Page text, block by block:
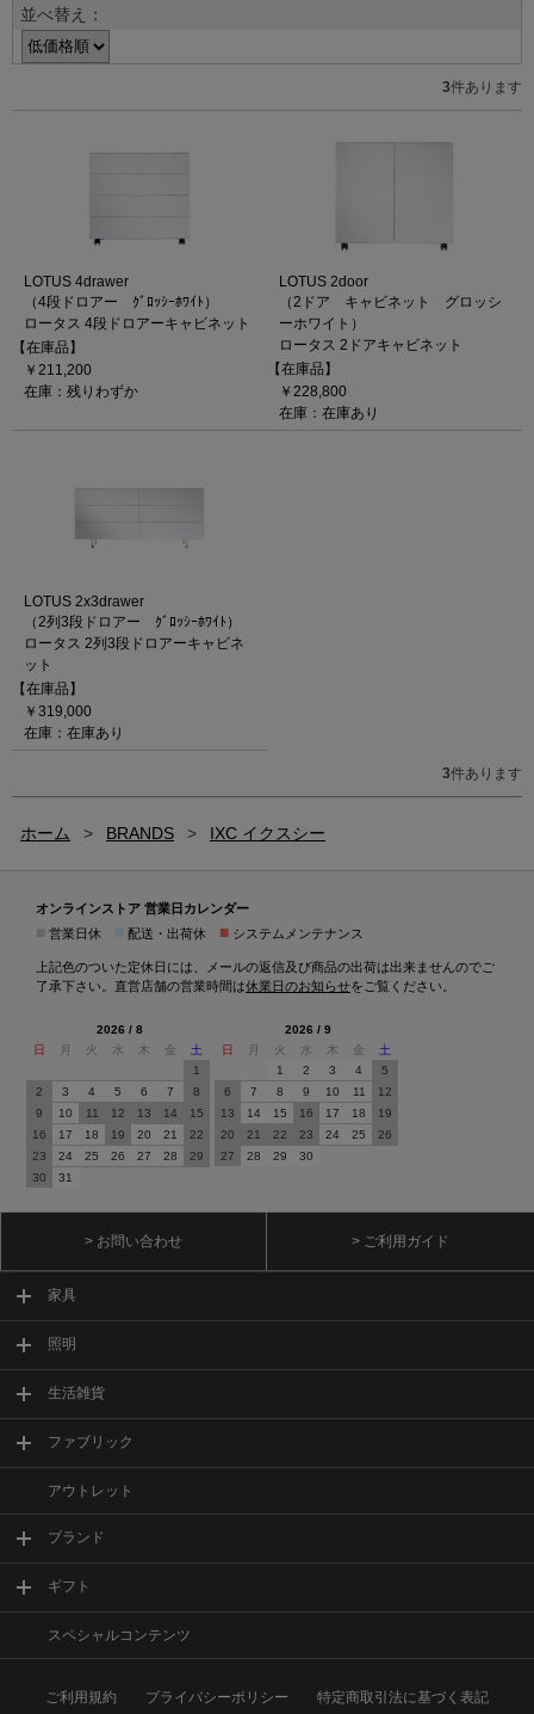
並べ替え：
3件あります
LOTUS 4drawer
（4段ドロアー ｸﾞﾛｯｼｰﾎﾜｲﾄ）
ロータス 4段ドロアーキャビネット
【在庫品】
￥211,200
在庫：残りわずか
LOTUS 2door
（2ドア キャビネット グロッシ
ーホワイト）
ロータス 2ドアキャビネット
【在庫品】
￥228,800
在庫：在庫あり
LOTUS 2x3drawer
（2列3段ドロアー ｸﾞﾛｯｼｰﾎﾜｲﾄ）
ロータス 2列3段ドロアーキャビネ
ット
【在庫品】
￥319,000
在庫：在庫あり
3件あります
ホーム > BRANDS > IXC イクスシー
オンラインストア 営業日カレンダー
営業日休 配送・出荷休 ■ システムメンテナンス
上記色のついた定休日には、メールの返信及び商品の出荷は出来ませんのでご
了承下さい。直営店舗の営業時間は休業日のお知らせをご覧ください。
2026 / 8
日
月 火 水 木 金
土
1
2
3 4 5 6 7
8
9
10 11 12 13 14
15
16
17 18 19 20 21
22
23
24 25 26 27 28
29
30
31
2026 / 9
日
月 火 水 木 金
土
1
2 3 4
5
6
7 8 9 10 11
12
13
14 15 16 17 18
19
20
21 22 23 24 25
26
27
28 29 30
> お問い合わせ > ご利用ガイド
家具
照明
生活雑貨
ファブリック
アウトレット
ブランド
ギフト
スペシャルコンテンツ
ご利用規約 プライバシーポリシー 特定商取引法に基づく表記